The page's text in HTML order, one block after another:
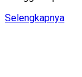
Selengkapnya